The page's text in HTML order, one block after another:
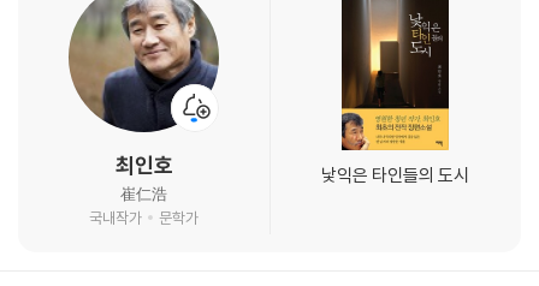
최인호
崔仁浩
국내작가
문학가
낯익은 타인들의 도시